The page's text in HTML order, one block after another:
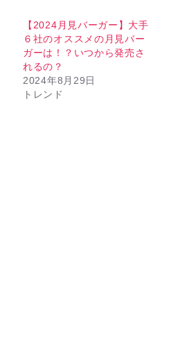
【2024月見バーガー】大手
６社のオススメの月見バー
ガーは！？いつから発売さ
れるの？
2024年8月29日
トレンド